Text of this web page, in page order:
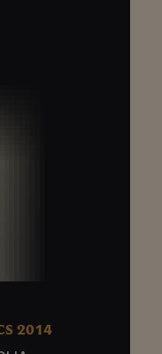
2014